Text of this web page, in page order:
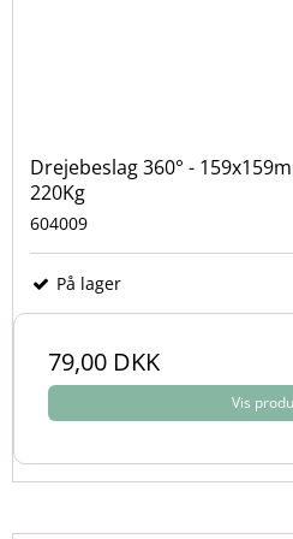
Drejebeslag 360° -
220Kg
604009
På lager
79,00 DKK
Vis